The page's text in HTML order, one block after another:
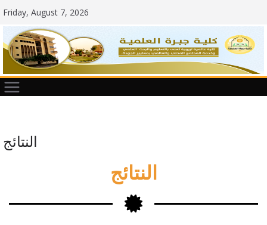
Friday, August 7, 2026
النتائج
النتائج